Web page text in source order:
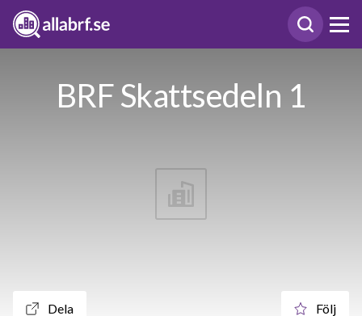
BRF Skattsedeln 1
Dela Följ